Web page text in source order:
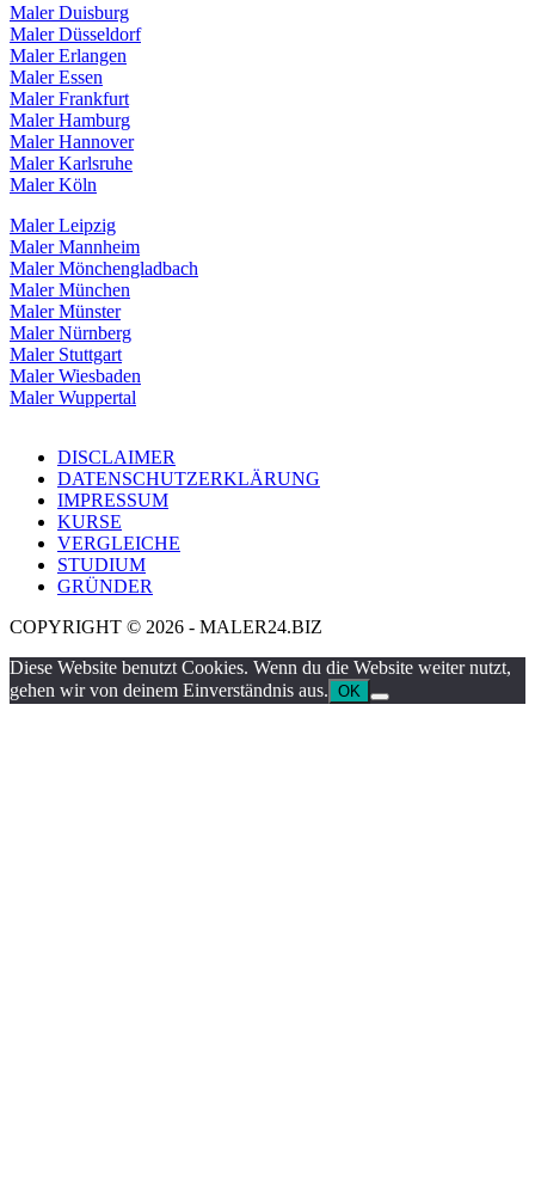
Maler Duisburg
Maler Düsseldorf
Maler Erlangen
Maler Essen
Maler Frankfurt
Maler Hamburg
Maler Hannover
Maler Karlsruhe
Maler Köln
Maler Leipzig
Maler Mannheim
Maler Mönchengladbach
Maler München
Maler Münster
Maler Nürnberg
Maler Stuttgart
Maler Wiesbaden
Maler Wuppertal
DISCLAIMER
DATENSCHUTZERKLÄRUNG
IMPRESSUM
KURSE
VERGLEICHE
STUDIUM
GRÜNDER
COPYRIGHT © 2026 - MALER24.BIZ
Diese Website benutzt Cookies. Wenn du die Website weiter nutzt,
gehen wir von deinem Einverständnis aus. OK